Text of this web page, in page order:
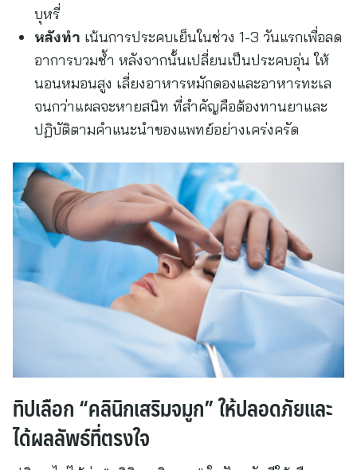
บุหรี่
หลังทำ เน้นการประคบเย็นในช่วง 1-3 วันแรกเพื่อลด
อาการบวมช้ำ หลังจากนั้นเปลี่ยนเป็นประคบอุ่น ให้
นอนหมอนสูง เลี่ยงอาหารหมักดองและอาหารทะเล
จนกว่าแผลจะหายสนิท ที่สำคัญคือต้องทานยาและ
ปฏิบัติตามคำแนะนำของแพทย์อย่างเคร่งครัด
ทิปเลือก “คลินิกเสริมจมูก” ให้ปลอดภัยและ
ได้ผลลัพธ์ที่ตรงใจ